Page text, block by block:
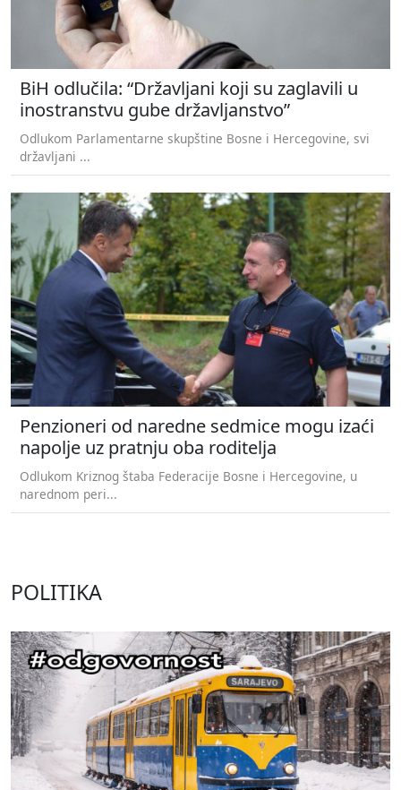
BiH odlučila: “Državljani koji su zaglavili u
inostranstvu gube državljanstvo”
Odlukom Parlamentarne skupštine Bosne i Hercegovine, svi
državljani ...
Penzioneri od naredne sedmice mogu izaći
napolje uz pratnju oba roditelja
Odlukom Kriznog štaba Federacije Bosne i Hercegovine, u
narednom peri...
POLITIKA